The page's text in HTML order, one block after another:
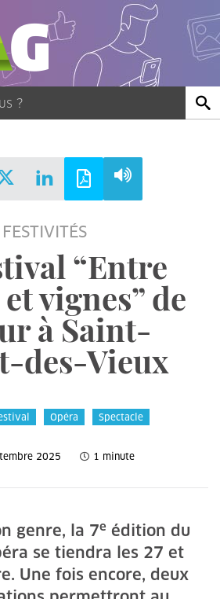
FESTIVITÉS
“Entre
vignes” de
à Saint-
des-Vieux
Opéra Spectacle
2025 1 minute
genre, la 7e édition du
se tiendra les 27 et
Une fois encore, deux